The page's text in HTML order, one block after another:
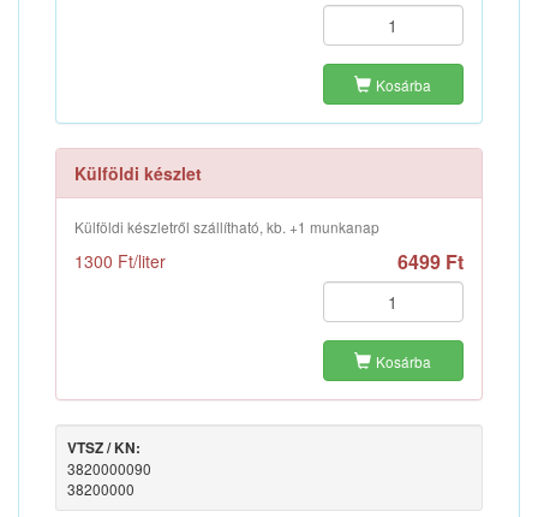
Kosárba
Külföldi készlet
Külföldi készletről szállítható, kb. +1 munkanap
1300 Ft/liter 6499 Ft
Kosárba
VTSZ / KN:
3820000090
38200000